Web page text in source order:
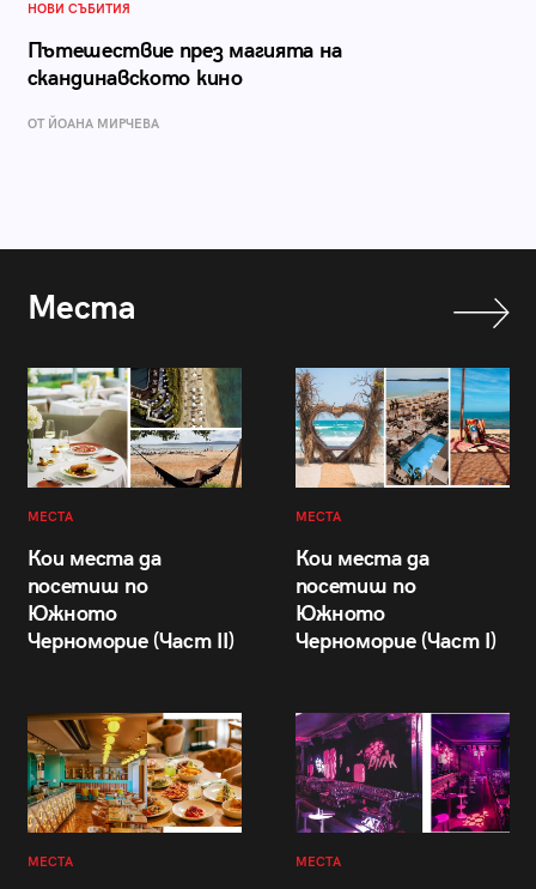
НОВИ СЪБИТИЯ
Пътешествие през магията на
скандинавското кино
ОТ ЙОАНА МИРЧЕВА
Места
МЕСТА
Кои места да
посетиш по
Южното
Черноморие (Част II)
МЕСТА
Кои места да
посетиш по
Южното
Черноморие (Част I)
МЕСТА МЕСТА